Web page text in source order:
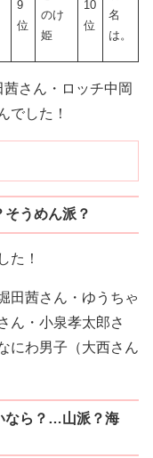
9
位
のけ
姫
10
位
名
は。
さん・ロッチ中岡
でした！
うめん派？
た！
田茜さん・ゆうちゃ
ん・小泉孝太郎さ
にわ男子（大西さん
なら？…山派？海